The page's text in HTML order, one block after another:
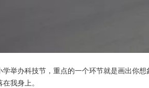
学举办科技节，重点的一个环节就是画出你
我身上。